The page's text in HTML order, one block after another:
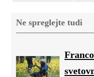
Ne spreglejte tudi